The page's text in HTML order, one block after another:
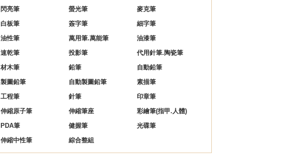
閃亮筆 螢光筆
麥克筆
白板筆 簽字筆
細字筆
油性筆 萬用筆.萬能筆
油漆筆
速乾筆 投影筆
代用針筆.陶瓷筆
材木筆 鉛筆
自動鉛筆
製圖鉛筆 自動製圖鉛筆
素描筆
工程筆 針筆
印章筆
伸縮原子筆 伸縮筆座
彩繪筆(指甲.人體)
PDA筆 健握筆
光碟筆
伸縮中性筆 綜合整組